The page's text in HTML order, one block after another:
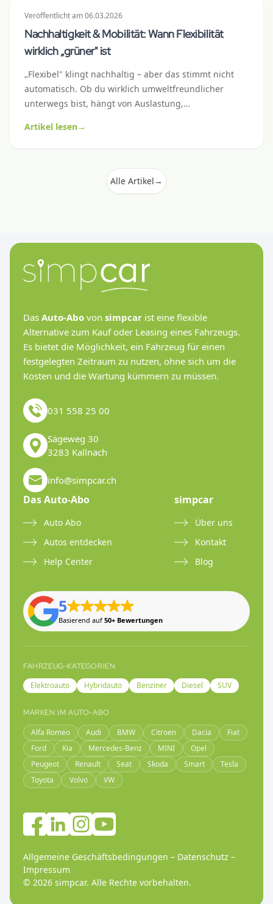
Veröffentlichtam06.03.2026
Nachhaltigkeit & Mobilität: Wann Flexibilität
wirklich „grüner" ist
„Flexibel" klingt nachhaltig – aber das stimmt nicht
automatisch. Ob du wirklich umweltfreundlicher
unterwegs bist, hängt von Auslastung,
kommt ein ehrlicher Mythencheck mit konkreten
Artikel lesen→
Alle Artikel→
Das Auto-Abo von simpcar ist eine flexible
Alternative zum Kauf oder Leasing eines Fahrzeugs.
Es bietet die Möglichkeit, ein Fahrzeug für einen
festgelegten Zeitraum zu nutzen, ohne sich um die
Kosten und die Wartung kümmern zu müssen.
031 558 25 00
Sägeweg 30
3283 Kallnach
info@simpcar.ch
Das Auto-Abo
Auto Abo
Autos entdecken
Help Center
simpcar
Über uns
Kontakt
Blog
5
Basierend auf50+ Bewertungen
FAHRZEUG-KATEGORIEN
Elektroauto Hybridauto Benziner Diesel SUV
MARKEN IM AUTO-ABO
Alfa Romeo Audi BMW Citroen Dacia
Fiat
Ford
Kia Mercedes-Benz MINI
Opel
Peugeot
Renault Seat Skoda Smart
Tesla
Toyota
Volvo VW
Allgemeine Geschäftsbedingungen – Datenschutz –
Impressum
© 2026 simpcar. Alle Rechte vorbehalten.